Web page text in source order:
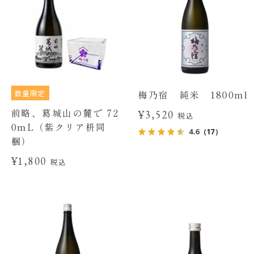
数量限定
前略、葛城山の麓で 72
0mL（紫クリア枡同
梱）
¥1,800税込
梅乃宿 純米 1800ml
¥3,520 税込
4.6 （17）